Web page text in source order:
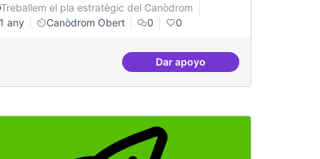
Treballem el pla estratègic del Canòdrom
1 any
Canòdrom Obert 0 0
Dar apoyoBar obert, que sigui punt de